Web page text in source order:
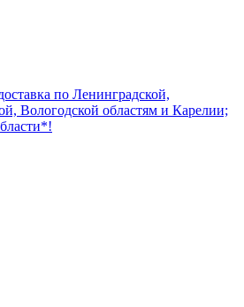
по Ленинградской,
Вологодской областям и Карелии;